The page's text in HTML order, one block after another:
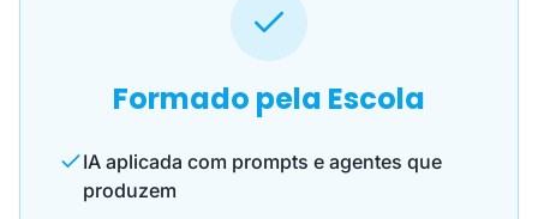
Formado pela Escola
IA aplicada com prompts e agentes que
produzem